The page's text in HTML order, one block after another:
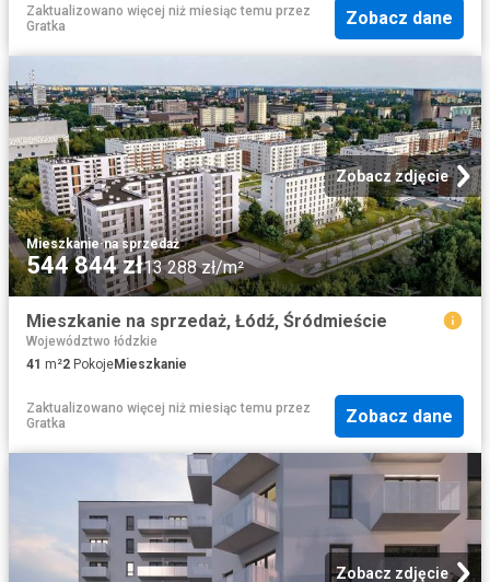
Zaktualizowano więcej niż miesiąc temu przez
Gratka
Zobacz dane
Zobacz zdjęcie
Mieszkanie·na sprzedaż
544 844 zł13 288 zł/m²
Mieszkanie na sprzedaż, Łódź, Śródmieście
Województwo łódzkie
41 m²2 PokojeMieszkanie
Zaktualizowano więcej niż miesiąc temu przez
Gratka
Zobacz dane
Zobacz zdjęcie